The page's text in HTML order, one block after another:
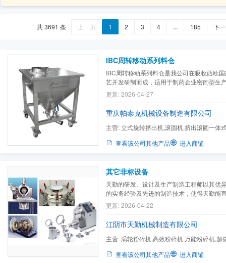
共 3691 条 上一页 1 2 3 4 ... 185 下
IBC周转移动系列料仓
IBC周转移动系列料仓是我公司在吸收西欧
艺开发研制而成，适用于制药企业密闭型生
该设备顶盖和阀门均设有硅胶密封圈，让药
不受潮。物料可在同一容器中完成不同的用
料、不加料等频繁的工序，有效地防止粉尘
符...
更新: 2026-04-27
重庆帕泰克机械设备制造有限公司
主营: 立式旋转挤出机,滚圆机,挤出滚圆一体
查看该公司其他产品 进入商铺
其它非标设备
天勤的研发、设计及生产制造工程师以其优
的实务经验及先进的制造技术，使得天勤能
提供服务。天勤不但提供标准的粉碎、混合
而且也为满足制药、食品、化工等领域客户
质的非标设备。我们很高兴能为您提供意见
更新: 2026-04-22
江阴市天勤机械制造有限公司
主营:涡轮粉碎机,高效粉碎机,万能粉碎机,超
查看该公司其他产品 进入商铺